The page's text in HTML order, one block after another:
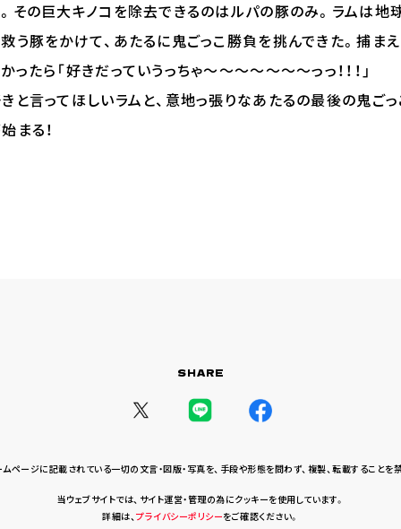
その巨大キノコを除去できるのはルパの豚のみ。ラムは地
う豚をかけて、あたるに鬼ごっこ勝負を挑んできた。捕まえ
ったら「好きだっていうっちゃ～～～～～～～っっ！！！」
と言ってほしいラムと、意地っ張りなあたるの最後の鬼ごっ
まる！
SHARE
ページに記載されている一切の文言・図版・写真を、 手段や形態を問わず、複製、転載することを禁
当ウェブサイトでは、サイト運営・管理の為にクッキーを使用しています。
詳細は、プライバシーポリシーをご確認ください。